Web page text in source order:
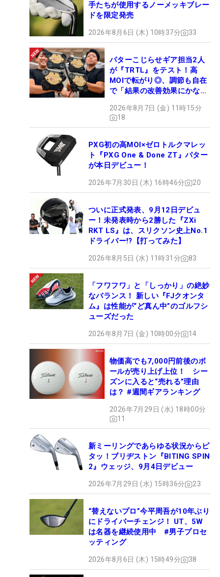
手たちが使用するノーメッキブレー
ドを限定発売
2026年8月6日 (木) 10時37分 33
パターこじらせギア担当2人
が『TRTL』をテスト！高
MOIで転がり◎、調節も自在
で「結果の改善効果にかなり
2026年8月7日 (金) 11時15分
18
PXG初の高MOI×ゼロトルクマレッ
ト『PXG One & Done ZT』パター
が本日デビュー！
2026年7月30日 (木) 16時46分 20
ついに正式発表、9月12日デビュ
ー！未発表時から2勝した『ZXi
RKT LS』は、スリクソン史上No.1
ドライバー!?【打ってみた】
2026年8月5日 (水) 11時31分 83
「フワフワ」と「しっかり」の絶妙
なバランス！ 新しい『FJクオンタ
ム』は性能が“ど真ん中”のゴルフシ
ューズだった
2026年8月7日 (金) 10時00分 14
物価高でも7,000円前後のボ
ールが売り上げ上位！ シー
ズンに入ると“売れる”理由
は？ #週間ギアランキング
2026年7月29日 (水) 18時00分
11
新ミーリングであらゆる状況からピ
タッ！ブリヂストン『BITING SPIN
2』ウェッジ、9月4日デビュー
2026年7月29日 (水) 15時36分 23
“替えないプロ”今平周吾が10年ぶり
にドライバーチェンジ！ UT、5W
は名器を継続使用中 #男子プロセ
ッティング
2026年8月6日 (木) 15時49分 38